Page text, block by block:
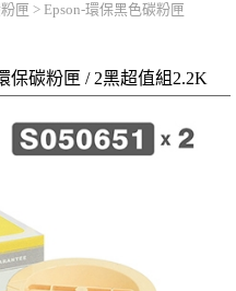
匣 > Epson-環保黑色碳粉匣
保碳粉匣 / 2黑超值組2.2K